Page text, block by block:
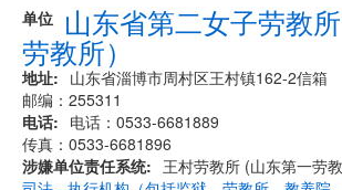
单位 山东省第二女子劳教
劳教所）
地址
​山东省淄博市周村区王村镇162-2信箱
邮编：255311
电话
电话：0533-6681889
传真：0533-6681896
涉嫌单位责任系统
王村劳教所 (山东第一劳